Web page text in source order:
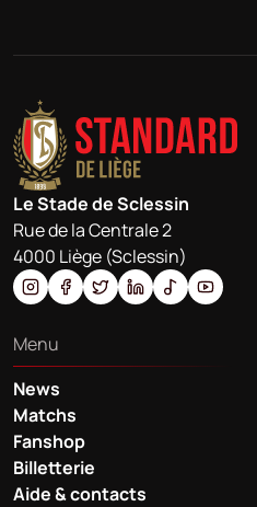
Le Stade de Sclessin
Rue de la Centrale 2
4000 Liège (Sclessin)
Menu
News
Matchs
Fanshop
Billetterie
Aide & contacts